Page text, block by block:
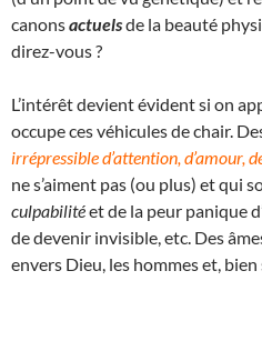
canonsactuelsde la beauté
direz-vous ?
L’intérêt devient évident si on
occupe ces véhicules de chair.
irrépressible d’attention, d’amour,
ne s’aiment pas (ou plus) et qui
culpabilitéet de la peur panique
de devenir invisible, etc. Des
envers Dieu, les hommes et, bien